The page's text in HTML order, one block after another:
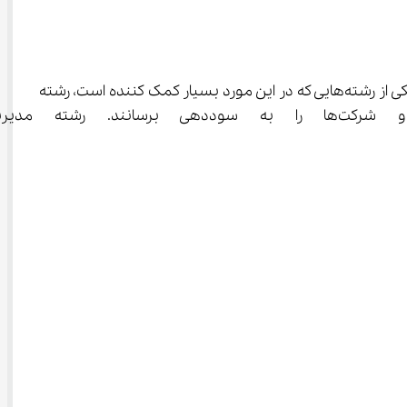
هر کشور و هر صنعتی برای مدیریت و پیشرفت نیاز به متخصصانی دارد که بتوانند نیروها را مدیریت کرده و کارها را پیش ببرند. یکی از رشته‌هایی که در این مورد بسیار کمک کننده است، رشته
مدیریت بازرگانی است. فارغ التحصیلان این رشته می‌توانند به پیشرفت